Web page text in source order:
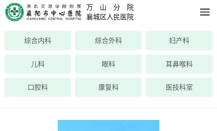
万山分院
襄城区人民医院
综合内科 综合外科 妇产科
儿科 眼科 耳鼻喉科
口腔科 康复科 医技科室